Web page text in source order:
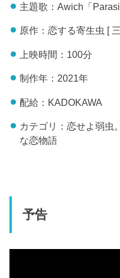
主題歌：Awich「
原作：恋する寄生虫 [
上映時間：100分
制作年：2021年
配給：KADOKAWA
カテゴリ：恋せよ弱虫
な恋物語
予告